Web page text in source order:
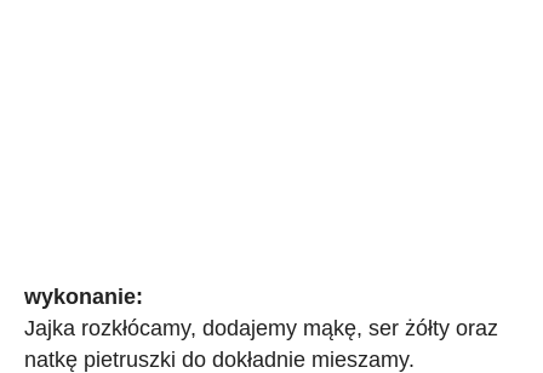
wykonanie:
Jajka rozkłócamy, dodajemy mąkę, ser żółty oraz
natkę pietruszki do dokładnie mieszamy.